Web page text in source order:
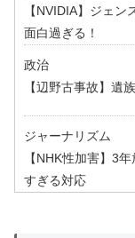
【NVIDIA】ジェ
面白過ぎる！
政治
【辺野古事故】遺
ジャーナリズム
【NHK性加害】3
すぎる対応